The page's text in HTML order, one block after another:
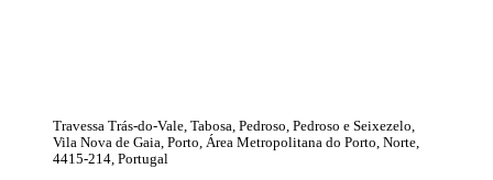
Travessa Trás-do-Vale, Tabosa, Pedroso, Pedroso e Seixezelo,
Vila Nova de Gaia, Porto, Área Metropolitana do Porto, Norte,
4415-214, Portugal